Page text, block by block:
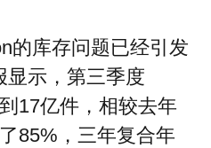
的库存问题已经引发
显示，第三季度
17亿件，相较去年
85%，三年复合年